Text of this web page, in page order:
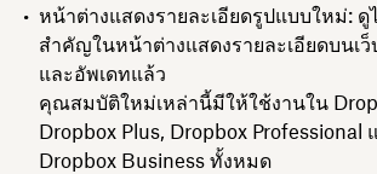
หน้าต่างแสดงรายละเอียดรูปแบบใหม่: ดู
สำคัญในหน้าต่างแสดงรายละเอียดบนเว็
และอัพเดทแล้ว
คุณสมบัติใหม่เหล่านี้มีให้ใช้งานใน
Dropbox Plus, Dropbox Professional
Dropbox Business ทั้งหมด